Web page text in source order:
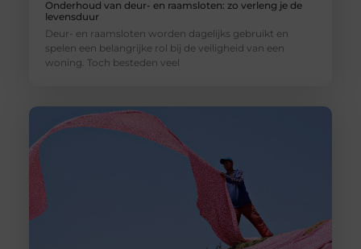
Onderhoud van deur- en raamsloten: zo verleng je de
levensduur
Deur- en raamsloten worden dagelijks gebruikt en
spelen een belangrijke rol bij de veiligheid van een
woning. Toch besteden veel